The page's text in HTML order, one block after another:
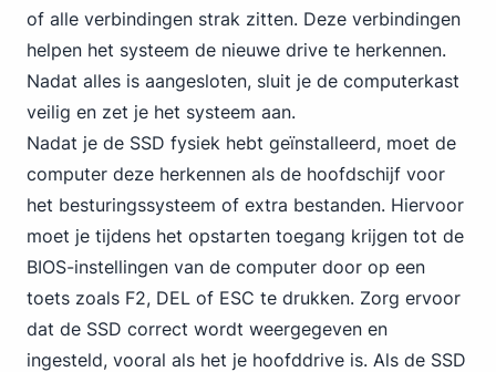
of alle verbindingen strak zitten. Deze verbindingen
helpen het systeem de nieuwe drive te herkennen.
Nadat alles is aangesloten, sluit je de computerkast
veilig en zet je het systeem aan.
Nadat je de SSD fysiek hebt geïnstalleerd, moet de
computer deze herkennen als de hoofdschijf voor
het besturingssysteem of extra bestanden. Hiervoor
moet je tijdens het opstarten toegang krijgen tot de
BIOS-instellingen van de computer door op een
toets zoals F2, DEL of ESC te drukken. Zorg ervoor
dat de SSD correct wordt weergegeven en
ingesteld, vooral als het je hoofddrive is. Als de SSD